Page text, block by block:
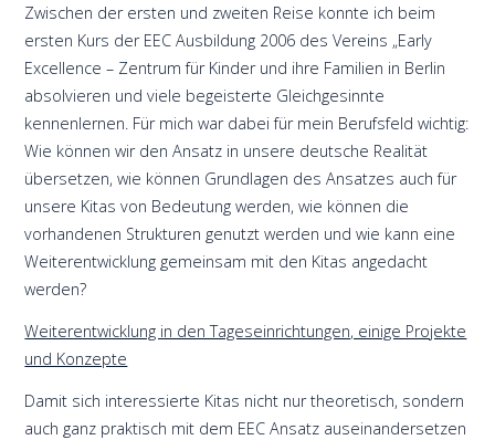
Zwischen der ersten und zweiten Reise konnte ich beim
ersten Kurs der EEC Ausbildung 2006 des Vereins „Early
Excellence – Zentrum für Kinder und ihre Familien in Berlin
absolvieren und viele begeisterte Gleichgesinnte
kennenlernen. Für mich war dabei für mein Berufsfeld wichtig:
Wie können wir den Ansatz in unsere deutsche Realität
übersetzen, wie können Grundlagen des Ansatzes auch für
unsere Kitas von Bedeutung werden, wie können die
vorhandenen Strukturen genutzt werden und wie kann eine
Weiterentwicklung gemeinsam mit den Kitas angedacht
werden?
Weiterentwicklung in den Tageseinrichtungen, einige Projekte
und Konzepte
Damit sich interessierte Kitas nicht nur theoretisch, sondern
auch ganz praktisch mit dem EEC Ansatz auseinandersetzen